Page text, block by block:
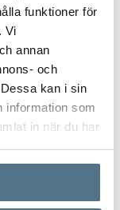
funktioner för
Vi
annan
och
kan i sin
information som
in när du har